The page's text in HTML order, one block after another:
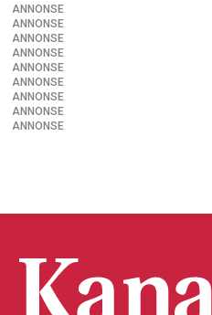
ANNONSE
ANNONSE
ANNONSE
ANNONSE
ANNONSE
ANNONSE
ANNONSE
ANNONSE
ANNONSE